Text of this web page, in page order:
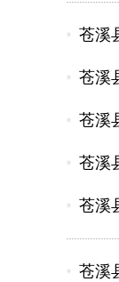
苍溪
苍溪
苍溪
苍溪
苍溪
苍溪